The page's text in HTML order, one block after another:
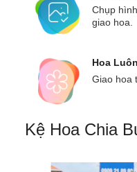
Chụp
giao hoa.
Hoa
Giao hoa
Kệ Hoa Chia